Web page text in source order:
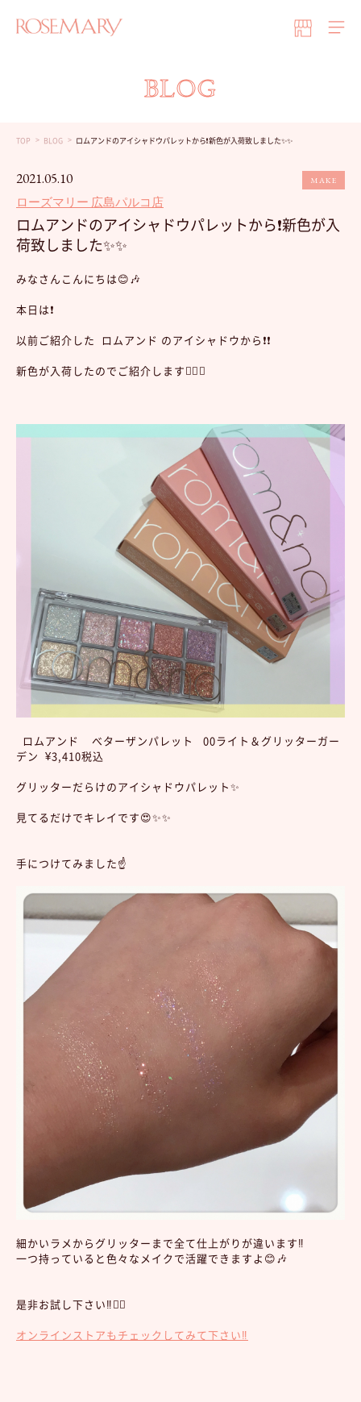
BLOG
TOP BLOG ロムアンドのアイシャドウパレットから❗️新色が入荷致しました✨✨
2021.05.10
ローズマリー 広島パルコ店
MAKE
ロムアンドのアイシャドウパレットから❗️新色が入
荷致しました✨✨
みなさんこんにちは😊🎶
本日は❗️
以前ご紹介した ロムアンド のアイシャドウから❗️❗️
新色が入荷したのでご紹介します💁‍♀️✨
ロムアンド べターザンパレット 00ライト＆グリッターガー
デン ¥3,410税込
グリッターだらけのアイシャドウパレット✨
見てるだけでキレイです😍✨✨
手につけてみました☝️
細かいラメからグリッターまで全て仕上がりが違います‼︎
一つ持っていると色々なメイクで活躍できますよ😊🎶
是非お試し下さい‼︎💁‍♀️
オンラインストアもチェックしてみて下さい‼︎